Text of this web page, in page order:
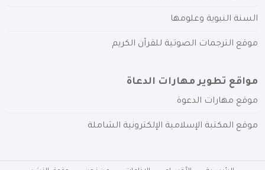
السنة النبوية وعلومها
موقع الترجمات الصوتية للقرآن الكريم
مواقع تطوير مهارات الدعاة
موقع مهارات الدعوة
موقع المكتبة الإسلامية الإلكترونية الشاملة